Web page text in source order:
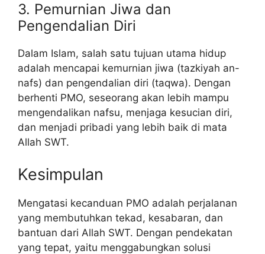
3. Pemurnian Jiwa dan
Pengendalian Diri
Dalam Islam, salah satu tujuan utama hidup
adalah mencapai kemurnian jiwa (tazkiyah an-
nafs) dan pengendalian diri (taqwa). Dengan
berhenti PMO, seseorang akan lebih mampu
mengendalikan nafsu, menjaga kesucian diri,
dan menjadi pribadi yang lebih baik di mata
Allah SWT.
Kesimpulan
Mengatasi kecanduan PMO adalah perjalanan
yang membutuhkan tekad, kesabaran, dan
bantuan dari Allah SWT. Dengan pendekatan
yang tepat, yaitu menggabungkan solusi